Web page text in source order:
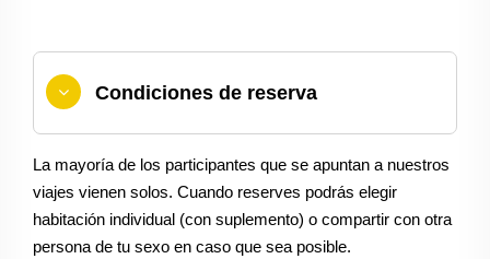
Condiciones de reserva
La mayoría de los participantes que se apuntan a nuestros
viajes vienen solos. Cuando reserves podrás elegir
habitación individual (con suplemento) o compartir con otra
persona de tu sexo en caso que sea posible.